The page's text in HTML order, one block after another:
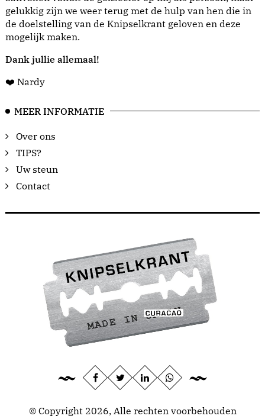
gelukkig zijn we weer terug met de hulp van hen die in
de doelstelling van de Knipselkrant geloven en deze
mogelijk maken.
Dank jullie allemaal!
❤️ Nardy
MEER INFORMATIE
Over ons
TIPS?
Uw steun
Contact
© Copyright 2026, Alle rechten voorbehouden